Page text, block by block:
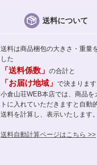
送料について
送料は商品梱包の大きさ・重量
した
「送料係数」 の合計と
「お届け地域」 で決まります
小倉山荘WEB本店では、商品を
トに入れていただきますと自動
送料を計算し、表示いたします。
送料自動計算ページはこちら >>